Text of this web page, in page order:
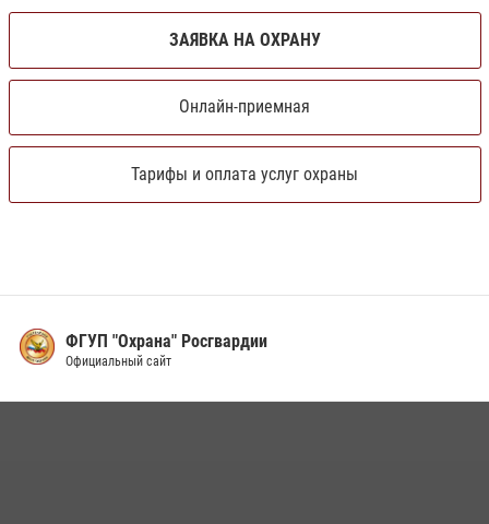
ЗАЯВКА НА ОХРАНУ
Онлайн-приемная
Тарифы и оплата услуг охраны
ФГУП "Охрана" Росгвардии
Официальный сайт